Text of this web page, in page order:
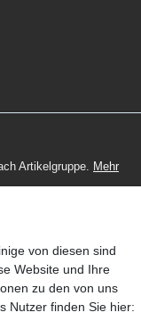
Artikelgruppe. Mehr
von diesen sind
Website und Ihre
zu den von uns
Nutzer finden Sie hier: